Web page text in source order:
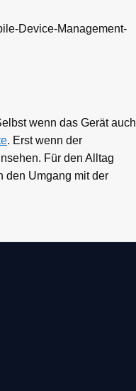
Device-Management-
wenn das Gerät auch
. Erst wenn der
Für den Alltag
den Umgang mit der